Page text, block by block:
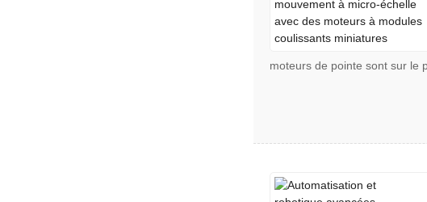
moteurs de pointe sont sur le